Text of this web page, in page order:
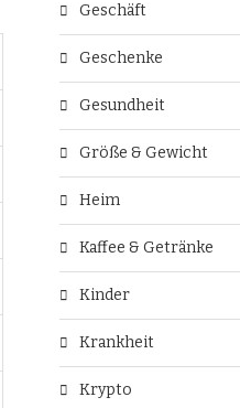
Geschäft
Geschenke
Gesundheit
Größe & Gewicht
Heim
Kaffee & Getränke
Kinder
Krankheit
Krypto